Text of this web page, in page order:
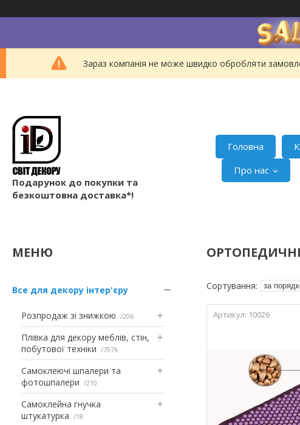
Зараз компанія не може швидко обробляти
Подарунок до покупки та
безкоштовна доставка*!
Головна
Про нас
Все для декору інтер'єру
Розпродаж зі знижкою 206
Плівка для декору меблів, стін,
побутової техніки
7976
Самоклеючі шпалери та
фотошпалери
210
Самоклейна гнучка
штукатурка
18
10026